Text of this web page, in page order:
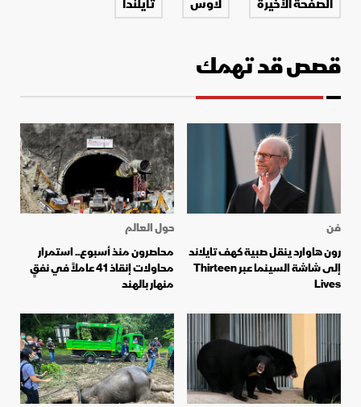
قصص قد تهمك
فن
رون هاوارد ينقل صبية كهف تايلاند
إلى شاشة السينما عبر Thirteen
Lives
حول العالم
محاصرون منذ أسبوع.. استمرار
محاولات إنقاذ 41 عاملاً في نفقٍ
منهار بالهند